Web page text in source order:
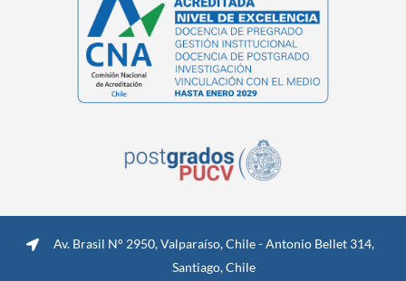
Av. Brasil N° 2950, Valparaíso, Chile - Antonio Bellet 314,
Santiago, Chile